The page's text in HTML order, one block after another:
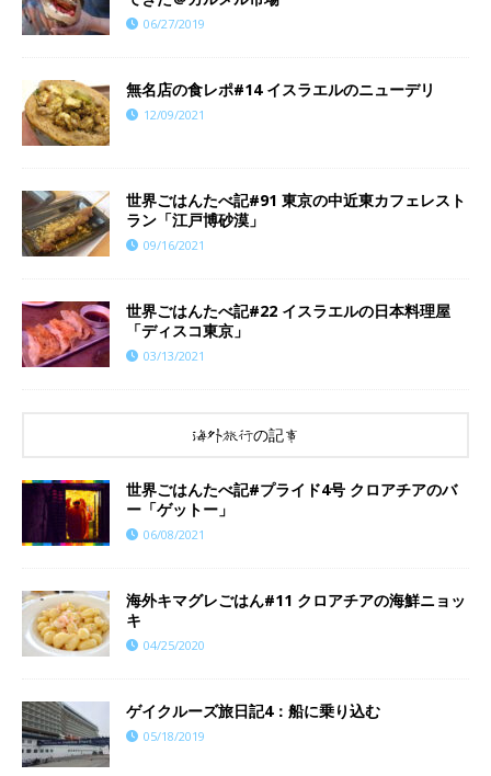
06/27/2019
​​無名店の食レポ#14 イスラエルのニューデリ
12/09/2021
世界ごはんたべ記#91 東京の中近東カフェレスト
ラン「江戸博砂漠」
09/16/2021
世界ごはんたべ記#22 イスラエルの日本料理屋
「ディスコ東京」
03/13/2021
海外旅行の記事
世界ごはんたべ記#プライド4号 クロアチアのバ
ー「ゲットー」
06/08/2021
海外キマグレごはん#11 クロアチアの海鮮ニョッ
キ
04/25/2020
ゲイクルーズ旅日記4：船に乗り込む
05/18/2019